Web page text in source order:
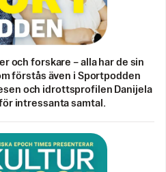
och forskare – alla har de sin
förstås även i Sportpodden
och idrottsprofilen Danijela
intressanta samtal.